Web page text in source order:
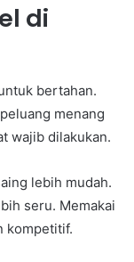
di
bertahan.
menang
wajib dilakukan.
lebih mudah.
seru. Memakai
kompetitif.